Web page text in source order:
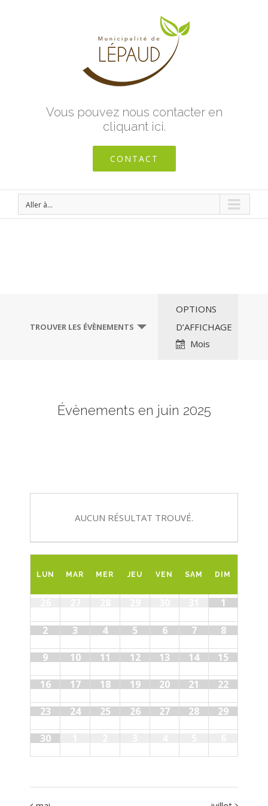
Vous pouvez nous contacter en
cliquant ici.
CONTACT
Aller à...
TROUVER LES ÉVÈNEMENTS
Navigation
l’affichage
OPTIONS
D’AFFICHAGE
Mois
Évènements en juin 2025
AUCUN RÉSULTAT TROUVÉ.
LUN MAR MER JEU VEN SAM DIM
1
2 3 4 5 6 7 8
9 10 11 12 13 14 15
16 17 18 19 20 21 22
23 24 25 26 27 28 29
30